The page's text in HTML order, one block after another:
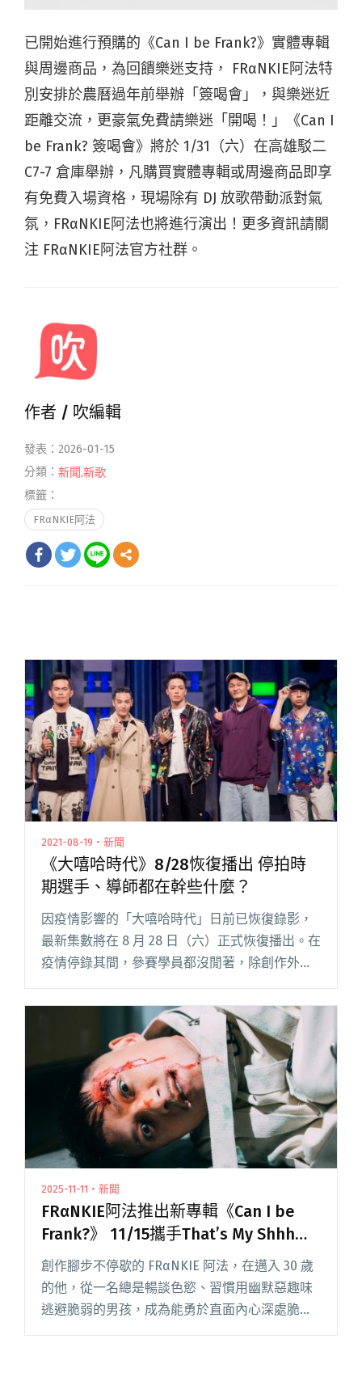
已開始進行預購的《Can I be Frank?》實體專輯
與周邊商品，為回饋樂迷支持， FRαNKIE阿法特
別安排於農曆過年前舉辦「簽喝會」，與樂迷近
距離交流，更豪氣免費請樂迷「開喝！」《Can I
be Frank? 簽喝會》將於 1/31（六）在高雄駁二
C7-7 倉庫舉辦，凡購買實體專輯或周邊商品即享
有免費入場資格，現場除有 DJ 放歌帶動派對氣
氛，FRαNKIE阿法也將進行演出！更多資訊請關
注 FRαNKIE阿法官方社群。
作者 / 吹編輯
發表：2026-01-15
分類： 新聞,新歌
標籤：
FRαNKIE阿法
2021-08-19・新聞
《大嘻哈時代》8/28恢復播出 停拍時
期選手、導師都在幹些什麼？
因疫情影響的「大嘻哈時代」日前已恢復錄影，
最新集數將在 8 月 28 日（六）正式恢復播出。在
疫情停錄其間，參賽學員都沒閒著，除創作外備
受關注的 Multiverse，夥同選手西屯純愛組、
PiNkChAiN紅粉鍊人、FRαNKIE阿法、PI閱讀全
文 "《大嘻哈時代》8/28恢復播出 停拍時期選
手、導師都在幹些什麼？"
2025-11-11・新聞
FRαNKIE阿法推出新專輯《Can I be
Frank?》 11/15攜手That’s My Shhh北
流SUB打造「發片法會」
創作腳步不停歇的 FRαNKIE 阿法，在邁入 30 歲
的他，從一名總是暢談色慾、習慣用幽默惡趣味
逃避脆弱的男孩，成為能勇於直面內心深處脆弱